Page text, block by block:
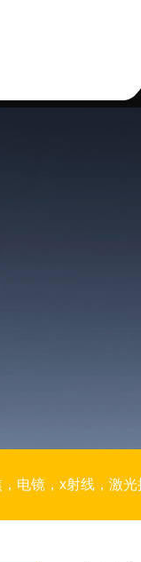
光捕获显微切割，荧光成像系统，